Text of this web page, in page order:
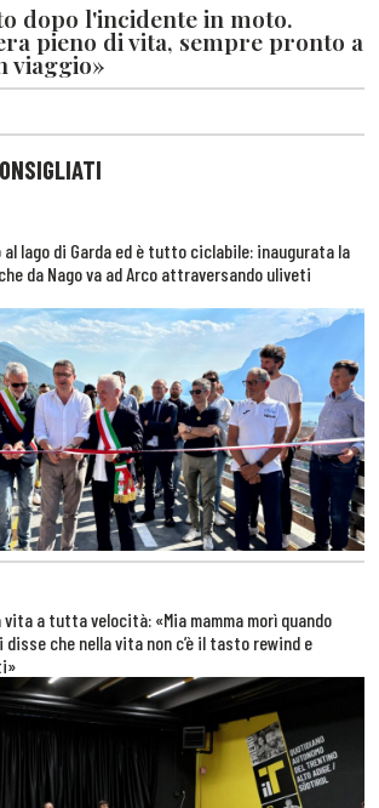
dopo l'incidente in moto.
pieno di vita, sempre pronto a
viaggio»
al lago di Garda ed è tutto ciclabile: inaugurata la
da Nago va ad Arco attraversando uliveti
a tutta velocità: «Mia mamma morì quando
disse che nella vita non c’è il tasto rewind e